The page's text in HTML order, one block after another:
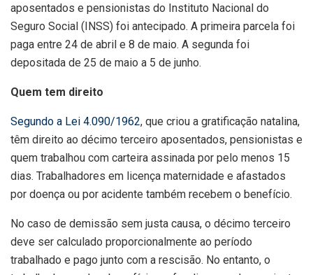
aposentados e pensionistas do Instituto Nacional do
Seguro Social (INSS) foi antecipado. A primeira parcela foi
paga entre 24 de abril e 8 de maio. A segunda foi
depositada de 25 de maio a 5 de junho.
Quem tem direito
Segundo a Lei 4.090/1962, que criou a gratificação natalina,
têm direito ao décimo terceiro aposentados, pensionistas e
quem trabalhou com carteira assinada por pelo menos 15
dias. Trabalhadores em licença maternidade e afastados
por doença ou por acidente também recebem o benefício.
No caso de demissão sem justa causa, o décimo terceiro
deve ser calculado proporcionalmente ao período
trabalhado e pago junto com a rescisão. No entanto, o